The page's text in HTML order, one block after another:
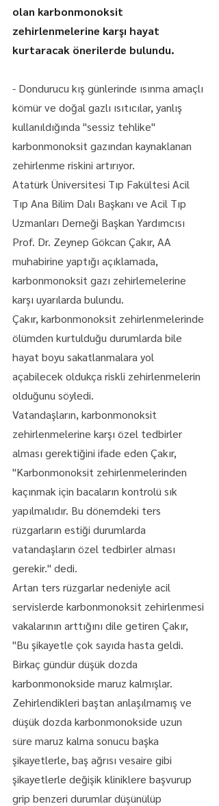
olan karbonmonoksit
zehirlenmelerine karşı hayat
kurtaracak önerilerde bulundu.
- Dondurucu kış günlerinde ısınma amaçlı
kömür ve doğal gazlı ısıtıcılar, yanlış
kullanıldığında "sessiz tehlike"
karbonmonoksit gazından kaynaklanan
zehirlenme riskini artırıyor.
Atatürk Üniversitesi Tıp Fakültesi Acil
Tıp Ana Bilim Dalı Başkanı ve Acil Tıp
Uzmanları Derneği Başkan Yardımcısı
Prof. Dr. Zeynep Gökcan Çakır, AA
muhabirine yaptığı açıklamada,
karbonmonoksit gazı zehirlemelerine
karşı uyarılarda bulundu.
Çakır, karbonmonoksit zehirlenmelerinde
ölümden kurtulduğu durumlarda bile
hayat boyu sakatlanmalara yol
açabilecek oldukça riskli zehirlenmelerin
olduğunu söyledi.
Vatandaşların, karbonmonoksit
zehirlenmelerine karşı özel tedbirler
alması gerektiğini ifade eden Çakır,
"Karbonmonoksit zehirlenmelerinden
kaçınmak için bacaların kontrolü sık
yapılmalıdır. Bu dönemdeki ters
rüzgarların estiği durumlarda
vatandaşların özel tedbirler alması
gerekir." dedi.
Artan ters rüzgarlar nedeniyle acil
servislerde karbonmonoksit zehirlenmesi
vakalarının arttığını dile getiren Çakır,
"Bu şikayetle çok sayıda hasta geldi.
Birkaç gündür düşük dozda
karbonmonokside maruz kalmışlar.
Zehirlendikleri baştan anlaşılmamış ve
düşük dozda karbonmonokside uzun
süre maruz kalma sonucu başka
şikayetlerle, baş ağrısı vesaire gibi
şikayetlerle değişik kliniklere başvurup
grip benzeri durumlar düşünülüp